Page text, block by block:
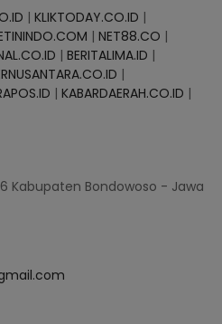
| KLIKTODAY.CO.ID |
| NET88.CO |
| BERITALIMA.ID |
|
| KABARDAERAH.CO.ID |
Kabupaten Bondowoso - Jawa